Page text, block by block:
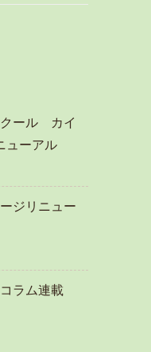
クール カイ
ューアル
ジリニュー
ラム連載